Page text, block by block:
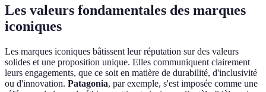
Les valeurs fondamentales des marques
iconiques
Les marques iconiques bâtissent leur réputation sur des valeurs
solides et une proposition unique. Elles communiquent clairement
leurs engagements, que ce soit en matière de durabilité, d'inclusivité
ou d'innovation. Patagonia, par exemple, s'est imposée comme une